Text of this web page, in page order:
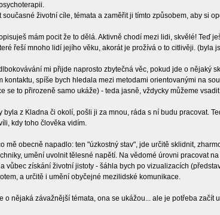
současné životní cíle, témata a zaměřit ji tímto způsobem, aby si
mám pocit že to dělá. Aktivně chodí mezi lidi, skvělé! Teď
řeší mnoho lidí jejího věku, akorát je prožívá o to citlivěji. (byla
mi přijde naprosto zbytečná věc, pokud jde o nějaký
kontaktu, spíše bych hledala mezi metodami orientovanými na
se to přirozeně samo ukáže) - teda jasně, vždycky můžeme
byla z Kladna či okolí, pošli ji za mnou, ráda s ní budu pracovat.
kdy toho člověka vidím.
mě obecně napadlo: ten "úzkostný stav", jde určitě sklidnit,
umění uvolnit tělesné napětí. Na vědomé úrovni pracovat
vůbec získání životní jistoty - šáhla bych po vizualizacích
a určitě i umění obyčejné mezilidské komunikace.
o nějaká závažnější témata, ona se ukážou... ale je potřeba začít